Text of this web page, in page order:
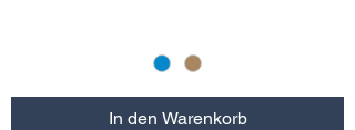
In den Warenkorb